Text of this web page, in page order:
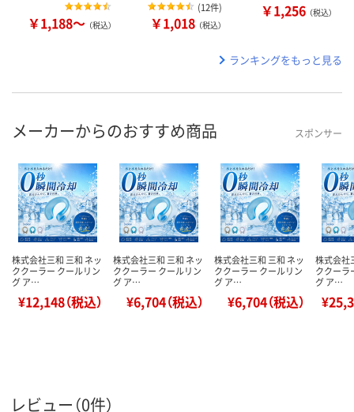
￥1,188～ （税込）
(12件)
￥1,018 （税込）
￥1,256 （税込）
ランキングをもっと見る
メーカーからのおすすめ商品 スポンサー
株式会社三和 三和 ネッ
ククーラー クールリン
グ ア…
¥12,148（税込）
株式会社三和 三和 ネッ
ククーラー クールリン
グ ア…
¥6,704（税込）
株式会社三和 三和 ネッ
ククーラー クールリン
グ ア…
¥6,704（税込）
株式会社
ククーラ
グ ア…
レビュー（0件）